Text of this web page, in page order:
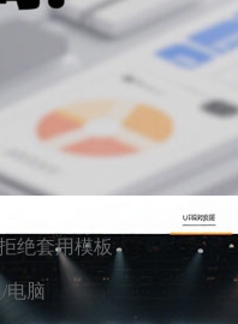
绝套用模板
电脑